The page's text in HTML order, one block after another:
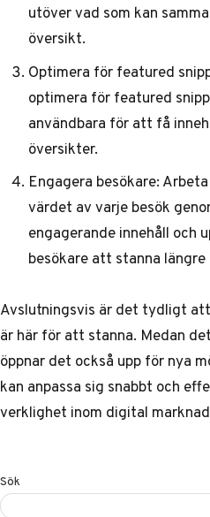
utöver vad som kan
översikt.
Optimera för featured
optimera för featured
användbara för att få
översikter.
Engagera besökare:
värdet av varje besök
engagerande innehåll och
besökare att stanna
Avslutningsvis är det tydligt
är här för att stanna. Medan
öppnar det också upp för nya
kan anpassa sig snabbt och
verklighet inom digital
Sök